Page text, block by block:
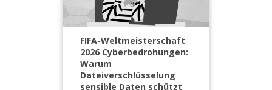
FIFA-Weltmeisterschaft
2026 Cyberbedrohungen:
Warum
Dateiverschlüsselung
sensible Daten schützt